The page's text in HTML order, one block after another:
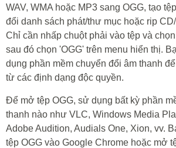
WAV, WMA hoặc MP3 sang OGG, tạo
đổi danh sách phát/thư mục hoặc rip
Chỉ cần nhấp chuột phải vào tệp và
sau đó chọn 'OGG' trên menu hiển thị.
dụng phần mềm chuyển đổi âm thanh
từ các định dạng độc quyền.
Để mở tệp OGG, sử dụng bất kỳ phần
thanh nào như VLC, Windows Media
Adobe Audition, Audials One, Xion, vv.
tệp OGG vào Google Chrome hoặc mở